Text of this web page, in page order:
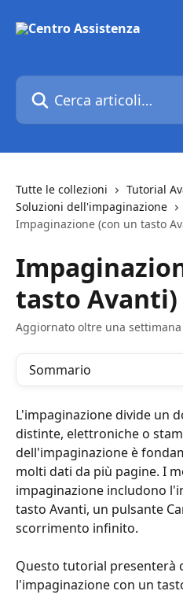
Cerca articoli…
Tutte le collezioni
Tutorial
Soluzioni dell'impaginazione
Impaginazione (con un tasto
tasto Avanti)
Aggiornato oltre una
Sommario
L'impaginazione divide un
distinte, elettroniche o
dell'impaginazione è
molti dati da più pagine. I
impaginazione includono
tasto Avanti, un pulsante
scorrimento infinito.
Questo tutorial presenterà
l'impaginazione con un